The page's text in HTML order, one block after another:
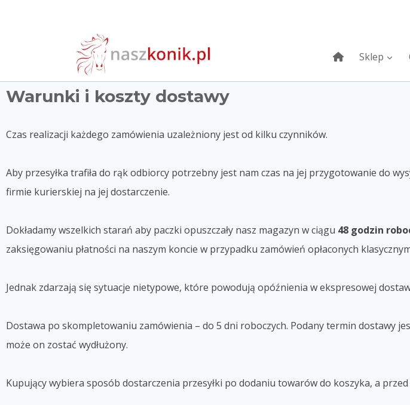
Sklep
Warunki i koszty dostawy
Czas realizacji każdego zamówienia uzależniony jest od kilku czynników.
Aby przesyłka trafiła do rąk odbiorcy potrzebny jest nam czas na jej przygotowanie do
firmie kurierskiej na jej dostarczenie.
Dokładamy wszelkich starań aby paczki opuszczały nasz magazyn w ciągu 48 godzin
zaksięgowaniu płatności na naszym koncie w przypadku zamówień opłaconych
Jednak zdarzają się sytuacje nietypowe, które powodują opóźnienia w ekspresowej
Dostawa po skompletowaniu zamówienia – do 5 dni roboczych. Podany termin dostawy
może on zostać wydłużony.
Kupujący wybiera sposób dostarczenia przesyłki po dodaniu towarów do koszyka, a